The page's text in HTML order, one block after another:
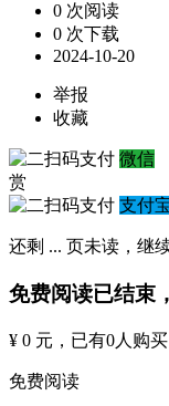
0 次阅读
0 次下载
2024-10-20
举报
收藏
微信
赏
支付
还剩 ... 页未读， 继
免费阅读已结束
¥ 0 元 ，已有0人购买
免费阅读